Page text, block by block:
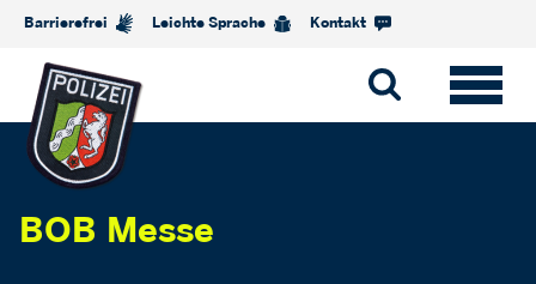
Barrierefrei Leichte Sprache Kontakt
BOB Messe